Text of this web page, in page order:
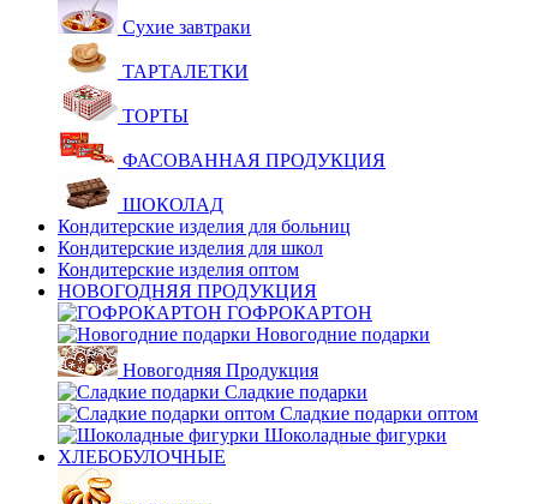
Сухие завтраки
ТАРТАЛЕТКИ
ТОРТЫ
ФАСОВАННАЯ ПРОДУКЦИЯ
ШОКОЛАД
Кондитерские изделия для больниц
Кондитерские изделия для школ
Кондитерские изделия оптом
НОВОГОДНЯЯ ПРОДУКЦИЯ
ГОФРОКАРТОН
Новогодние подарки
Новогодняя Продукция
Сладкие подарки
Сладкие подарки оптом
Шоколадные фигурки
ХЛЕБОБУЛОЧНЫЕ